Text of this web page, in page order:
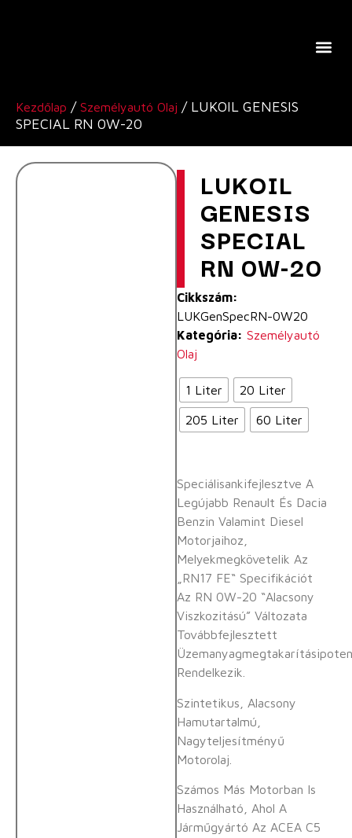
Kezdőlap / Személyautó Olaj / LUKOIL GENESIS
SPECIAL RN 0W-20
LUKOIL
GENESIS
SPECIAL
RN 0W-20
Cikkszám:
LUKGenSpecRN-0W20
Kategória: Személyautó
Olaj
1 Liter 20 Liter
205 Liter 60 Liter
Speciálisankifejlesztve A
Legújabb Renault És Dacia
Benzin Valamint Diesel
Motorjaihoz,
Melyekmegkövetelik Az
„RN17 FE“ Specifikációt
Az RN 0W-20 “alacsony
Viszkozitású” Változata
Továbbfejlesztett
Rendelkezik.
Szintetikus, Alacsony
Hamutartalmú,
Nagyteljesítményű
Motorolaj.
Számos Más Motorban Is
Használható, Ahol A
Járműgyártó Az ACEA C5